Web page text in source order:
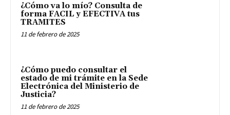
¿Cómo va lo mío? Consulta de
forma FACIL y EFECTIVA tus
TRAMITES
11 de febrero de 2025
¿Cómo puedo consultar el
estado de mi trámite en la Sede
Electrónica del Ministerio de
Justicia?
11 de febrero de 2025